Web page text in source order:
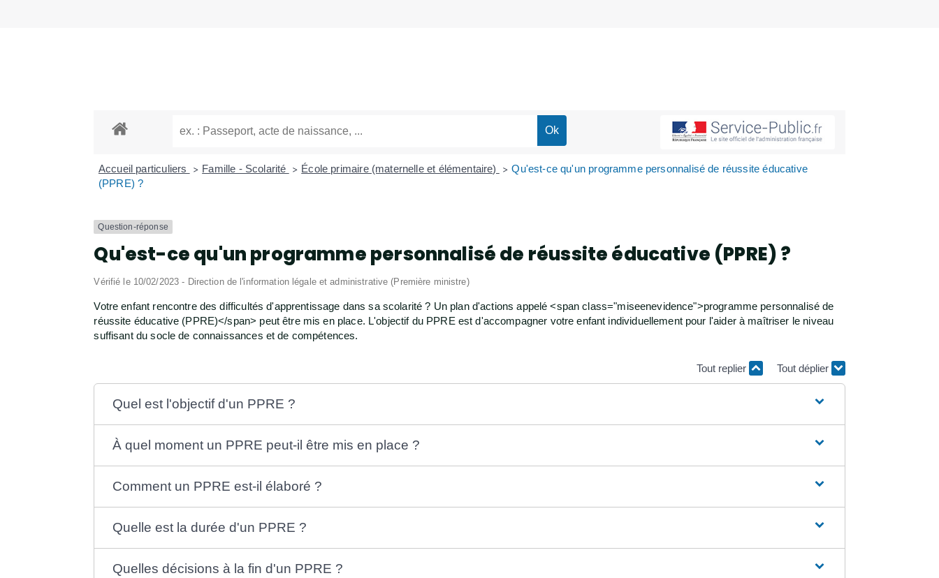
Accueil particuliers > Famille - Scolarité > École primaire (maternelle et élémentaire) > Qu'est-ce qu'un programme personnalisé de réussite éducative
(PPRE) ?
Question-réponse
Qu'est-ce qu'un programme personnalisé de réussite éducative (PPRE) ?
Vérifié le 10/02/2023 - Direction de l'information légale et administrative (Première ministre)
Votre enfant rencontre des difficultés d'apprentissage dans sa scolarité ? Un plan d'actions appelé <span class="miseenevidence">programme personnalisé de
réussite éducative (PPRE)</span> peut être mis en place. L'objectif du PPRE est d'accompagner votre enfant individuellement pour l'aider à maîtriser le niveau
suffisant du socle de connaissances et de compétences.
Tout replier Tout déplier
Quel est l'objectif d'un PPRE ?
À quel moment un PPRE peut-il être mis en place ?
Comment un PPRE est-il élaboré ?
Quelle est la durée d'un PPRE ?
Quelles décisions à la fin d'un PPRE ?